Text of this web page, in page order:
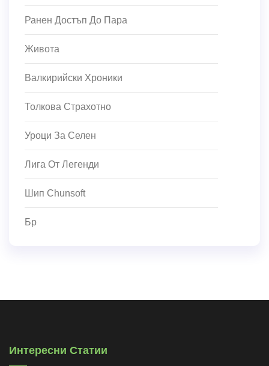
Ранен Достъп До Пара
Живота
Валкирийски Хроники
Толкова Страхотно
Уроци За Селен
Лига От Легенди
Шип Chunsoft
Бр
Интересни Статии